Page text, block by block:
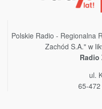
Polskie Radio - Regionalna
Zachód S.A." w
Radio
ul.
65-